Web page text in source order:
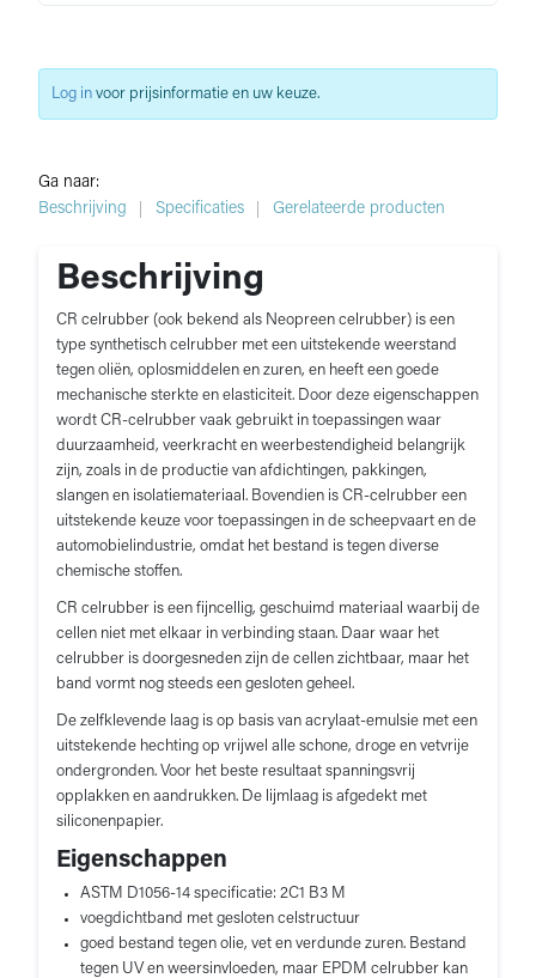
Ga naar:
Beschrijving
Specificaties Gerelateerde producten
Beschrijving
CR celrubber (ook bekend als Neopreen celrubber) is een
type synthetisch celrubber met een uitstekende weerstand
tegen oliën, oplosmiddelen en zuren, en heeft een goede
mechanische sterkte en elasticiteit. Door deze eigenschappen
wordt CR-celrubber vaak gebruikt in toepassingen waar
duurzaamheid, veerkracht en weerbestendigheid belangrijk
zijn, zoals in de productie van afdichtingen, pakkingen,
slangen en isolatiemateriaal. Bovendien is CR-celrubber een
uitstekende keuze voor toepassingen in de scheepvaart en de
automobielindustrie, omdat het bestand is tegen diverse
chemische stoffen.
CR celrubber is een fijncellig, geschuimd materiaal waarbij de
cellen niet met elkaar in verbinding staan. Daar waar het
celrubber is doorgesneden zijn de cellen zichtbaar, maar het
band vormt nog steeds een gesloten geheel.
De zelfklevende laag is op basis van acrylaat-emulsie met een
uitstekende hechting op vrijwel alle schone, droge en vetvrije
ondergronden. Voor het beste resultaat spanningsvrij
opplakken en aandrukken. De lijmlaag is afgedekt met
siliconenpapier.
Eigenschappen
ASTM D1056-14 specificatie: 2C1 B3 M
voegdichtband met gesloten celstructuur
goed bestand tegen olie, vet en verdunde zuren. Bestand
tegen UV en weersinvloeden, maar EPDM celrubber kan
Log in voor prijsinformatie en uw keuze.